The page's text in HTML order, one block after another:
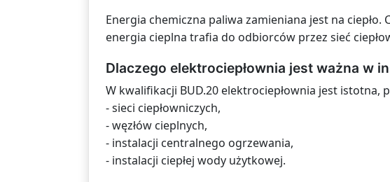
Energia chemiczna paliwa zamieniana jest na
energia cieplna trafia do odbiorców przez sieć
Dlaczego elektrociepłownia jest ważna w
W kwalifikacji BUD.20 elektrociepłownia jest istotna,
- sieci ciepłowniczych,
- węzłów cieplnych,
- instalacji centralnego ogrzewania,
- instalacji ciepłej wody użytkowej.